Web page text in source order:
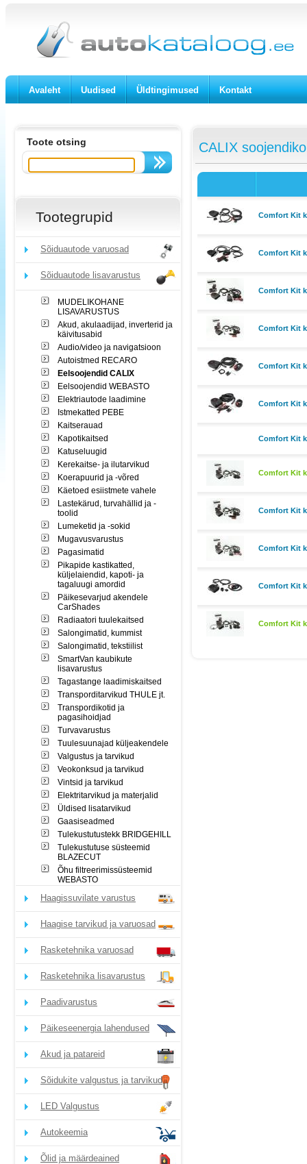
Avaleht Uudised Üldtingimused Kontakt
Toote otsing
Tootegrupid
Sõiduautode varuosad
Sõiduautode lisavarustus
MUDELIKOHANE
LISAVARUSTUS
Akud, akulaadijad, inverterid ja
käivitusabid
Audio/video ja navigatsioon
Autoistmed RECARO
Eelsoojendid CALIX
Eelsoojendid WEBASTO
Elektriautode laadimine
Istmekatted PEBE
Kaitserauad
Kapotikaitsed
Katuseluugid
Kerekaitse- ja ilutarvikud
Koerapuurid ja -võred
Käetoed esiistmete vahele
Lastekärud, turvahällid ja -
toolid
Lumeketid ja -sokid
Mugavusvarustus
Pagasimatid
Pikapide kastikatted,
küljelaiendid, kapoti- ja
tagaluugi amordid
Päikesevarjud akendele
CarShades
Radiaatori tuulekaitsed
Salongimatid, kummist
Salongimatid, tekstiilist
SmartVan kaubikute
lisavarustus
Tagastange laadimiskaitsed
Transporditarvikud THULE jt.
Transpordikotid ja
pagasihoidjad
Turvavarustus
Tuulesuunajad küljeakendele
Valgustus ja tarvikud
Veokonksud ja tarvikud
Vintsid ja tarvikud
Elektritarvikud ja materjalid
Üldised lisatarvikud
Gaasiseadmed
Tulekustutustekk BRIDGEHILL
Tulekustutuse süsteemid
BLAZECUT
Õhu filtreerimissüsteemid
WEBASTO
Haagissuvilate varustus
Haagise tarvikud ja varuosad
Rasketehnika varuosad
Rasketehnika lisavarustus
Paadivarustus
Päikeseenergia lahendused
Akud ja patareid
Sõidukite valgustus ja tarvikud
LED Valgustus
Autokeemia
Õlid ja määrdeained
CALIX
Comfort Kit
Comfort Kit
Comfort Kit
Comfort Kit
Comfort Kit
Comfort Kit
Comfort Kit
Comfort Kit
Comfort Kit
Comfort Kit
Comfort Kit
Comfort Kit